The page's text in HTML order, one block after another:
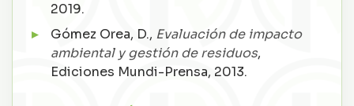
2019.
Gómez Orea, D., Evaluación de impacto
ambiental y gestión de residuos,
Ediciones Mundi-Prensa, 2013.